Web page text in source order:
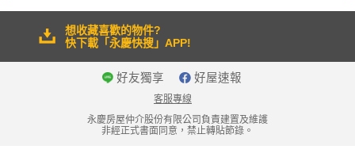
想收藏喜歡的物件?
快下載「永慶快搜」APP!
好友獨享 好屋速報
客服專線
永慶房屋仲介股份有限公司負責建置及維護
非經正式書面同意，禁止轉貼節錄。